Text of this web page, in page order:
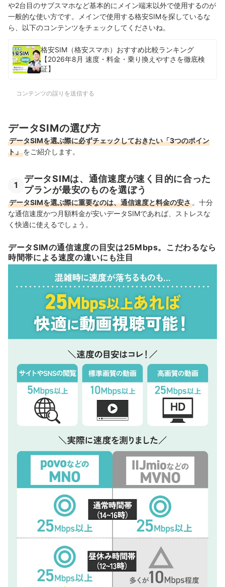
や2台目のサブスマホなど基本的にメイン端末以外で使用するのが
一般的な使い方です。メインで使用する格安SIMを探しているな
ら、以下のコンテンツをチェックしてくださいね。
格安SIM（格安スマホ）おすすめ比較ランキング
【2026年8月 速度・料金・乗り換えやすさを徹底検
証】
コンテンツの誤りを送信する
データSIMの選び方
データSIMを選ぶ際に必ずチェックしておきたい「3つのポイン
ト」をご紹介します。
1
データSIMは、通信速度が速く目的に合った
プランが最安のものを選ぼう
データSIMを選ぶ際に重要なのは、通信速度と料金の安さ 。十分
な通信速度かつ月額料金が安いデータSIMであれば、ストレスな
く快適に使えるでしょう。
データSIMの通信速度の目安は25Mbps。こだわるなら
時間帯による速度の違いにも注目